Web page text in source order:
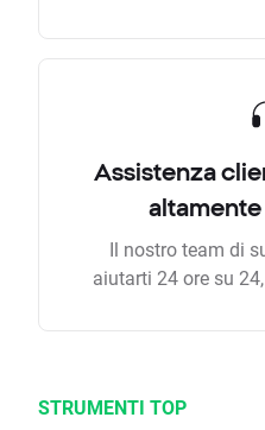
Assistenza
Il nostro team di
aiutarti 24 ore su
STRUMENTI TOP